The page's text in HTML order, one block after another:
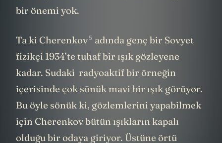
gidemiyor, o zaman bu üçünün dediğinin de
Ta kiCherenkov adında genç bir Sovyet
fizikçi 1934’te tuhaf bir ışık gözleyene
kadar. Sudaki radyoaktif bir örneğin
içerisinde çok sönük mavi bir ışık görüyor.
Bu öyle sönük ki, gözlemlerini yapabilmek
için Cherenkov bütün ışıkların kapalı